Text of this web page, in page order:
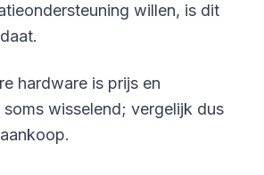
willen, is dit
hardware is prijs en
wisselend; vergelijk dus